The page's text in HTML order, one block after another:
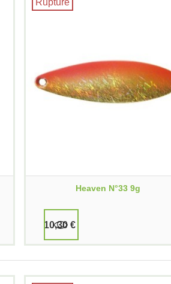
Rupture
Heaven N°33 9g
10,30 €